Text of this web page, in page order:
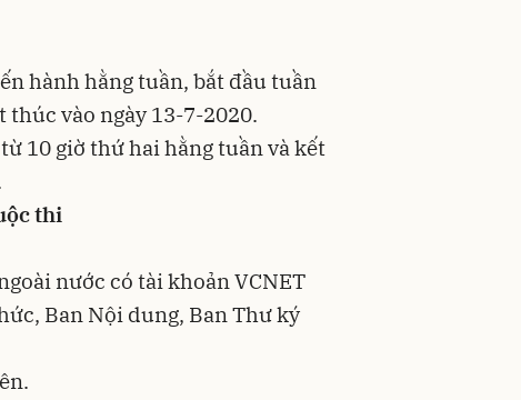
hành hằng tuần, bắt đầu tuần
vào ngày 13-7-2020.
10 giờ thứ hai hằng tuần và kết
thi
nước có tài khoản VCNET
Ban Nội dung, Ban Thư ký